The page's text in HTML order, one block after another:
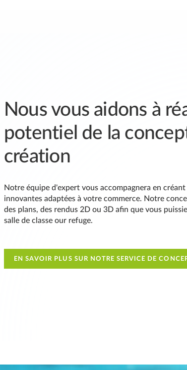
Nous vous aidons à
potentiel de la
création
Notre équipe d'expert vous accompagnera en
innovantes adaptées à votre commerce. Notre
des plans, des rendus 2D ou 3D afin que vous
salle de classe our refuge.
EN SAVOIR PLUS SUR NOTRE SERVICE DE